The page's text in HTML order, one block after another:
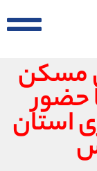
مسکن
حضور
استان